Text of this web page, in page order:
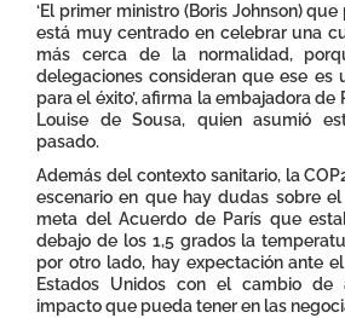
‘El primer ministro (Boris Johnson)
está muy centrado en celebrar una
más cerca de la normalidad,
delegaciones consideran que ese es
para el éxito’, afirma la embajadora de
Louise de Sousa, quien asumió
pasado.
Además del contexto sanitario, la
escenario en que hay dudas sobre
meta del Acuerdo de París que
debajo de los 1,5 grados la
por otro lado, hay expectación ante
Estados Unidos con el cambio de
impacto que pueda tener en las